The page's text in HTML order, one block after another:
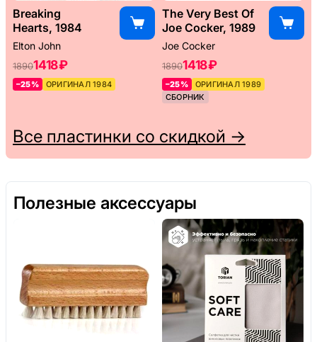
Breaking
Hearts, 1984
Elton John
18901418 ₽
–25% ОРИГИНАЛ 1984
The Very Best Of
Joe Cocker, 1989
Joe Cocker
18901418 ₽
–25%
ОРИГИНАЛ 1989
СБОРНИК
Все пластинки со скидкой →
Полезные аксессуары